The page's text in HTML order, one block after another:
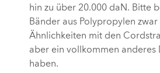
hin zu über 20.000 daN. Bitte
Bänder aus Polypropylen
Ähnlichkeiten mit den
aber ein vollkommen anderes
haben.